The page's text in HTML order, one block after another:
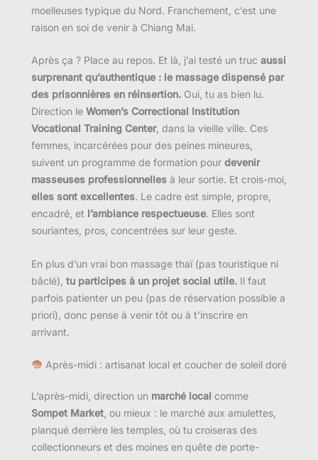
moelleuses typique du Nord. Franchement, c’est une
raison en soi de venir à Chiang Mai.
Après ça ? Place au repos. Et là, j’ai testé un truc aussi
surprenant qu’authentique : le massage dispensé par
des prisonnières en réinsertion. Oui, tu as bien lu.
Direction le Women’s Correctional Institution
Vocational Training Center, dans la vieille ville. Ces
femmes, incarcérées pour des peines mineures,
suivent un programme de formation pour devenir
masseuses professionnelles à leur sortie. Et crois-moi,
elles sont excellentes. Le cadre est simple, propre,
encadré, et l’ambiance respectueuse. Elles sont
souriantes, pros, concentrées sur leur geste.
En plus d’un vrai bon massage thaï (pas touristique ni
bâclé), tu participes à un projet social utile. Il faut
parfois patienter un peu (pas de réservation possible a
priori), donc pense à venir tôt ou à t’inscrire en
arrivant.
Après-midi : artisanat local et coucher de soleil doré
L’après-midi, direction un marché local comme
Sompet Market , ou mieux : le marché aux amulettes,
planqué derrière les temples, où tu croiseras des
collectionneurs et des moines en quête de porte-